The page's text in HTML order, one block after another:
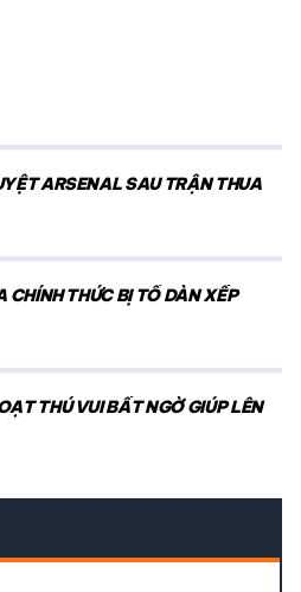
ARSENAL SAU TRẬN THUA
CHÍNH THỨC BỊ TỐ DÀN XẾP
THÚ VUI BẤT NGỜ GIÚP LÊN